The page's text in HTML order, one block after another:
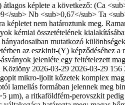
képlete a következő: (Ca
sub> Nb <sub>0,67</sub> Ta
nem határoztunk meg.
kémiai összetételének
mutatkozó
az eszkinit-(Y) képződéséhez a
jelenléte egy feltételezett
Közlöny 2026-03-29 2026-03-29 156
mikro-ijolit kőzetek komplex
formában jelennek meg
a ritkaföldfém-perovszkit